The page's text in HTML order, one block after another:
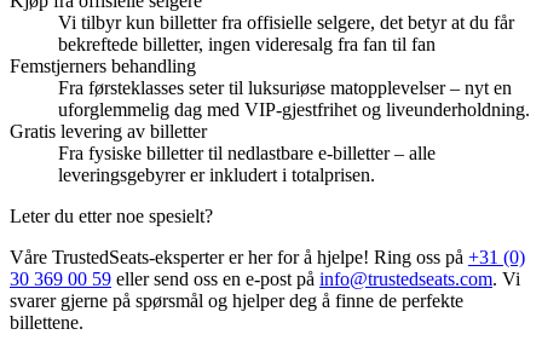
Vi tilbyr kun billetter fra offisielle selgere, det betyr at du får
bekreftede billetter, ingen videresalg fra fan til fan
Femstjerners behandling
Fra førsteklasses seter til luksuriøse matopplevelser – nyt en
uforglemmelig dag med VIP-gjestfrihet og liveunderholdning.
Gratis levering av billetter
Fra fysiske billetter til nedlastbare e‑billetter – alle
leveringsgebyrer er inkludert i totalprisen.
Leter du etter noe spesielt?
Våre TrustedSeats‑eksperter er her for å hjelpe! Ring oss på +31 (0)
30 369 00 59 eller send oss en e‑post på info@trustedseats.com. Vi
svarer gjerne på spørsmål og hjelper deg å finne de perfekte
billettene.